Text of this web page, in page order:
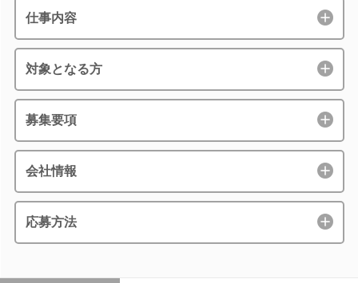
仕事内容
対象となる方
募集要項
会社情報
応募方法